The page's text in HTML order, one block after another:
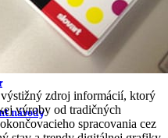
návody
zdroj informácií, ktorý
výroby od tradičných
spracovania cez